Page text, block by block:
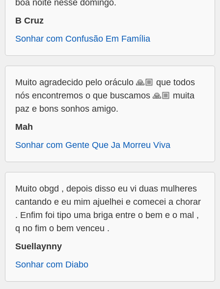
boa noite nesse domingo.
B Cruz
Sonhar com Confusão Em Família
Muito agradecido pelo oráculo 🙏🏼 que todos
nós encontremos o que buscamos 🙏🏼 muita
paz e bons sonhos amigo.
Mah
Sonhar com Gente Que Ja Morreu Viva
Muito obgd , depois disso eu vi duas mulheres
cantando e eu mim ajuelhei e comecei a chorar
. Enfim foi tipo uma briga entre o bem e o mal ,
q no fim o bem venceu .
Suellaynny
Sonhar com Diabo